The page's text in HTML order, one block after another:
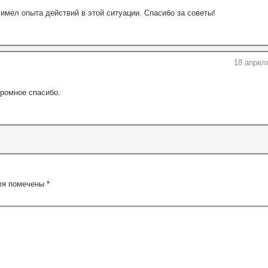
опыта действий в этой ситуации. Спасибо за советы!
18
спасибо.
помечены *